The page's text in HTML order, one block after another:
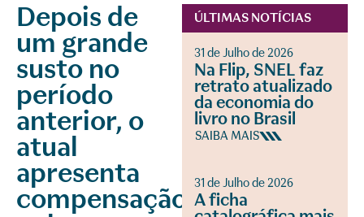
Depois de
um grande
susto no
período
anterior, o
atual
apresenta
compensação
ÚLTIMAS NOTÍCIAS
31 de Julho de 2026
Na Flip, SNEL faz
retrato atualizado
da economia do
livro no Brasil
SAIBA MAIS
31 de Julho de 2026
A ficha